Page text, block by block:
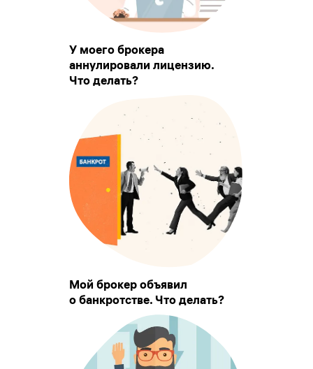
У моего брокера
аннулировали лицензию.
Что делать?
Мой брокер объявил
о банкротстве. Что делать?